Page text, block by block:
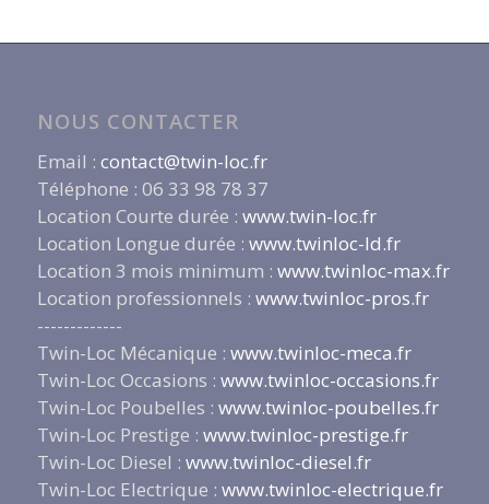
NOUS CONTACTER
Email : contact@twin-loc.fr
Téléphone : 06 33 98 78 37
Location Courte durée : www.twin-loc.fr
Location Longue durée : www.twinloc-ld.fr
Location 3 mois minimum : www.twinloc-max.fr
Location professionnels : www.twinloc-pros.fr
-------------
Twin-Loc Mécanique : www.twinloc-meca.fr
Twin-Loc Occasions : www.twinloc-occasions.fr
Twin-Loc Poubelles : www.twinloc-poubelles.fr
Twin-Loc Prestige : www.twinloc-prestige.fr
Twin-Loc Diesel : www.twinloc-diesel.fr
Twin-Loc Electrique : www.twinloc-electrique.fr